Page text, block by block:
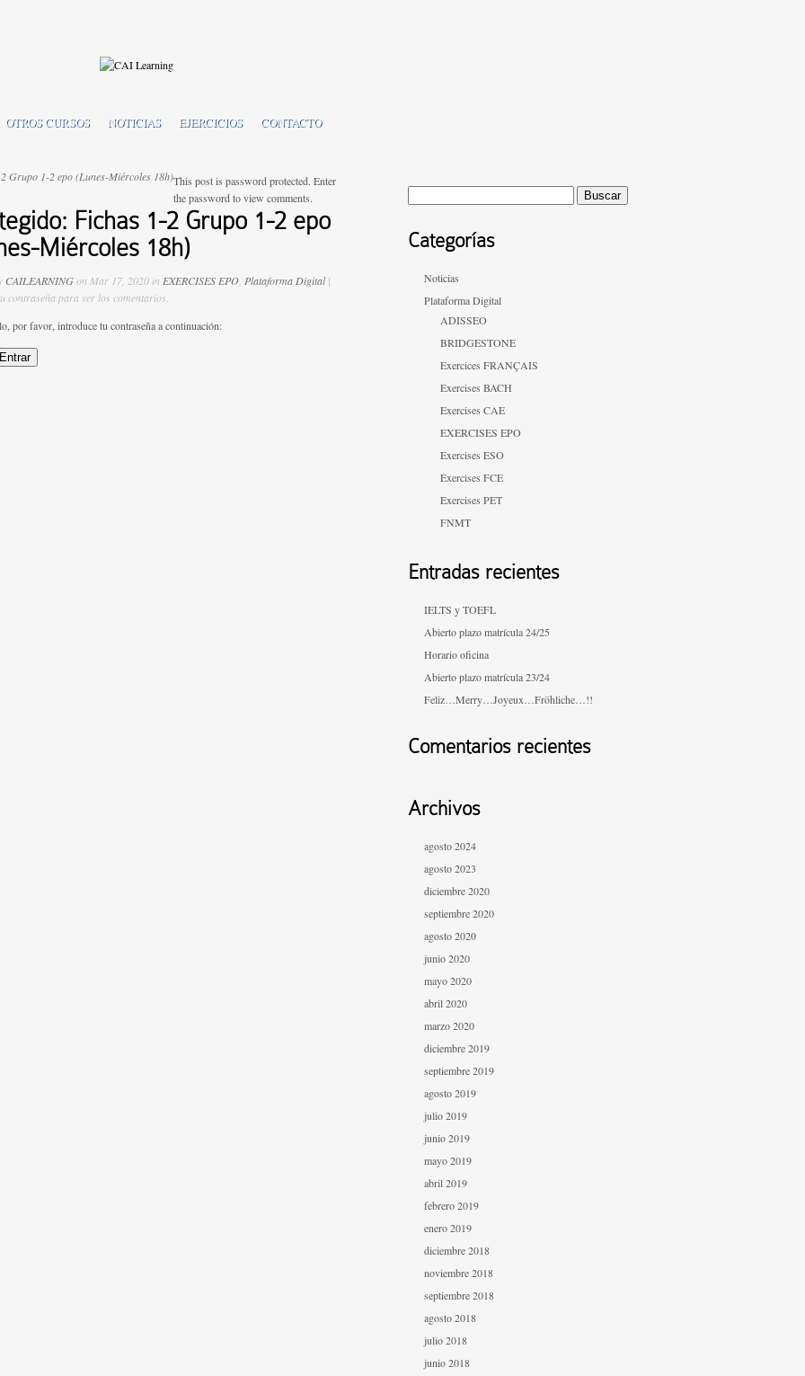
OTROS CURSOS NOTICIAS EJERCICIOS CONTACTO
Grupo 1-2 epo (Lunes-Miércoles 18h)
Fichas 1-2 Grupo 1-2 epo
Miércoles 18h)
CAILEARNINGon Mar 17, 2020 in EXERCISES EPO Plataforma Digital|
contraseña para ver los comentarios.
por favor, introduce tu contraseña a continuación:
This post is password protected. Enter
the password to view comments.
Categorías
Noticias
Plataforma Digital
ADISSEO
BRIDGESTONE
Exercices FRANÇAIS
Exercises BACH
Exercises CAE
EXERCISES EPO
Exercises ESO
Exercises FCE
Exercises PET
FNMT
Entradas recientes
IELTS y TOEFL
Abierto plazo matrícula 24/25
Horario oficina
Abierto plazo matrícula 23/24
Feliz…Merry…Joyeux…Fröhliche…!!
Comentarios recientes
Archivos
agosto 2024
agosto 2023
diciembre 2020
septiembre 2020
agosto 2020
junio 2020
mayo 2020
abril 2020
marzo 2020
diciembre 2019
septiembre 2019
agosto 2019
julio 2019
junio 2019
mayo 2019
abril 2019
febrero 2019
enero 2019
diciembre 2018
noviembre 2018
septiembre 2018
agosto 2018
julio 2018
junio 2018